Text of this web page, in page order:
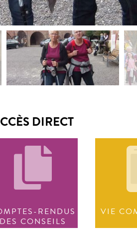
DIRECT
RENDUS
DES CONSEILS
VIE